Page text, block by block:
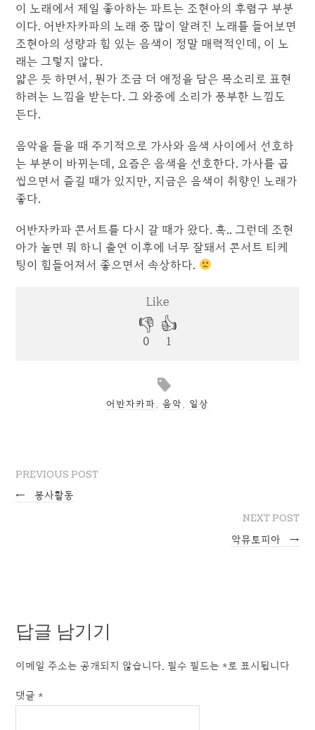
이 노래에서 제일 좋아하는 파트는 조현아의 후렴구 부분
이다. 어반자카파의 노래 중 많이 알려진 노래를 들어보면
조현아의 성량과 힘 있는 음색이 정말 매력적인데, 이 노
래는 그렇지 않다.
얇은 듯 하면서, 뭔가 조금 더 애정을 담은 목소리로 표현
하려는 느낌을 받는다. 그 와중에 소리가 풍부한 느낌도
든다.
음악을 들을 때 주기적으로 가사와 음색 사이에서 선호하
는 부분이 바뀌는데, 요즘은 음색을 선호한다. 가사를 곱
씹으면서 즐길 때가 있지만, 지금은 음색이 취향인 노래가
좋다.
어반자카파 콘서트를 다시 갈 때가 왔다. 흑.. 그런데 조현
아가 놀면 뭐 하니 출연 이후에 너무 잘돼서 콘서트 티케
팅이 힘들어져서 좋으면서 속상하다.
어반자카파, 음악, 일상
PREVIOUS POST
← 봉사활동
NEXT POST
악뮤토피아 →
답글 남기기
이메일 주소는 공개되지 않습니다. 필수 필드는 *로 표시됩니다
댓글 *